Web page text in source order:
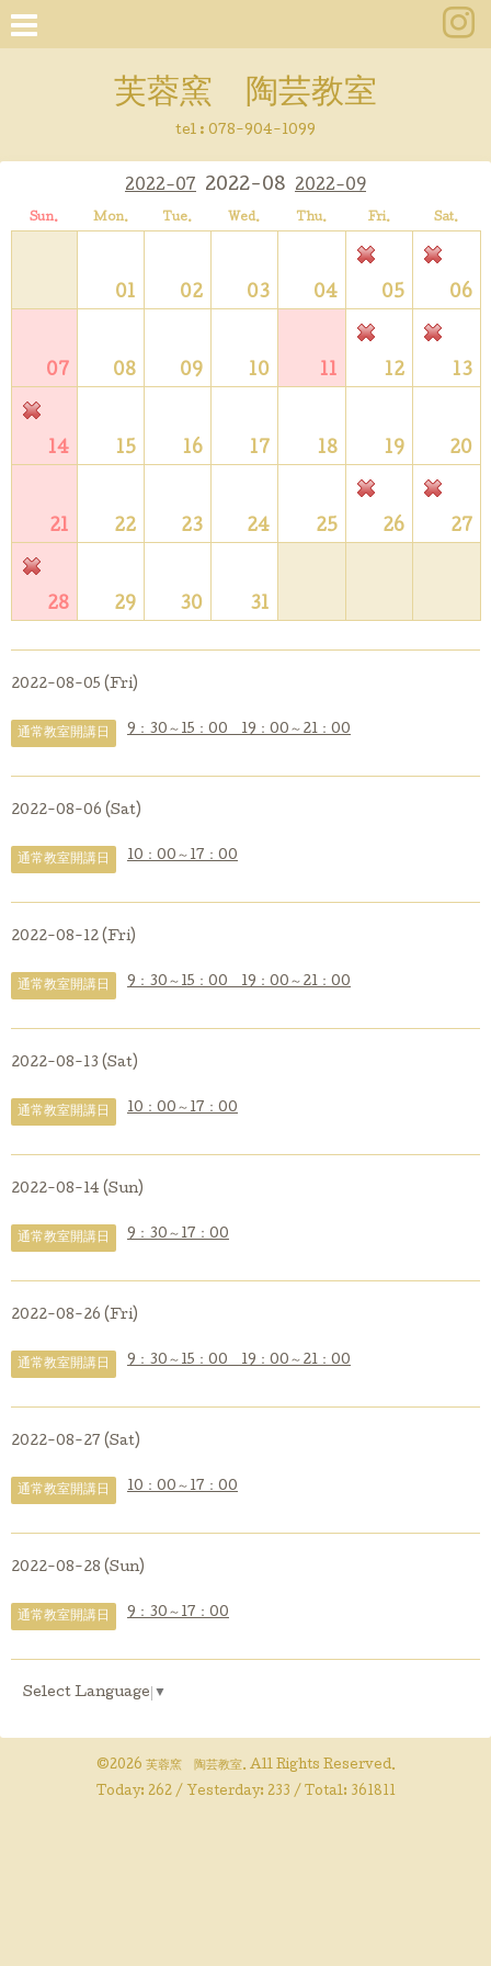
芙蓉窯 陶芸教室
tel : 078-904-1099
2022-07 2022-08 2022-09
Sun. Mon. Tue. Wed. Thu. Fri. Sat.
01 02 03 04 05 06
07 08 09 10 11 12 13
14 15 16 17 18 19 20
21 22 23 24 25 26 27
28 29 30 31
2022-08-05 (Fri)
通常教室開講日 9：30～15：00 19：00～21：00
2022-08-06 (Sat)
通常教室開講日 10：00～17：00
2022-08-12 (Fri)
通常教室開講日 9：30～15：00 19：00～21：00
2022-08-13 (Sat)
通常教室開講日 10：00～17：00
2022-08-14 (Sun)
通常教室開講日 9：30～17：00
2022-08-26 (Fri)
通常教室開講日 9：30～15：00 19：00～21：00
2022-08-27 (Sat)
通常教室開講日 10：00～17：00
2022-08-28 (Sun)
通常教室開講日 9：30～17：00
Select Language ▼
©2026 芙蓉窯 陶芸教室. All Rights Reserved.
Today: 262/ Yesterday: 233 / Total: 361811